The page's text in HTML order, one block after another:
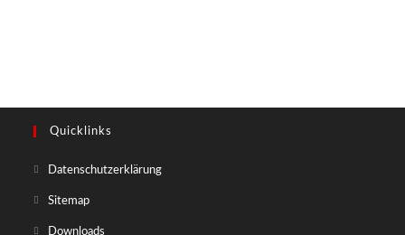
Quicklinks
Datenschutzerklärung
Sitemap
Downloads